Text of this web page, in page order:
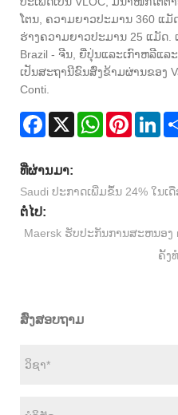
ໂຕນ, ຄວາມຍາວປະມານ 360 ແມັ
ຮ່າງຄວາມຍາວປະມານ 25 ແມັດ.
Brazil - ຈີນ, ຍີ່ປຸ່ນແລະເກົາຫລີແລະ
ເປັນສະຖານີຂົນສົ່ງຂ້າມຜ່ານຂອງ
Conti.
Facebook
X WhatsAppPinterest
ທີ່ຜ່ານມາ:
Saudi ປະກາດເພີ່ມຂຶ້ນ 24% ໃນເ
ຕໍ່ໄປ:
Maersk ຮັບປະກັນການສະຫນອງ
ຄັ້ງ
ສົ່ງສອບຖາມ